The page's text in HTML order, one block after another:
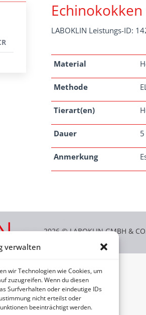
verwalten
wir Technologien wie Cookies, um
zuzugreifen. Wenn du diesen
Surfverhalten oder eindeutige IDs
nicht erteilst oder
beeinträchtigt werden.
LABOKLIN Leistungs-ID:
Material
Methode
Tierart(en)
Dauer
Anmerkung
2026 © LABOKLIN GMBH &